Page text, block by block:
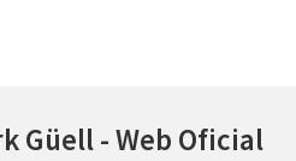
al
Güell - Web Oficial